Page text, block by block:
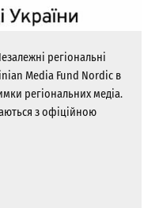
регіональні
Media Fund Nordic в
регіональних медіа.
з офіційною